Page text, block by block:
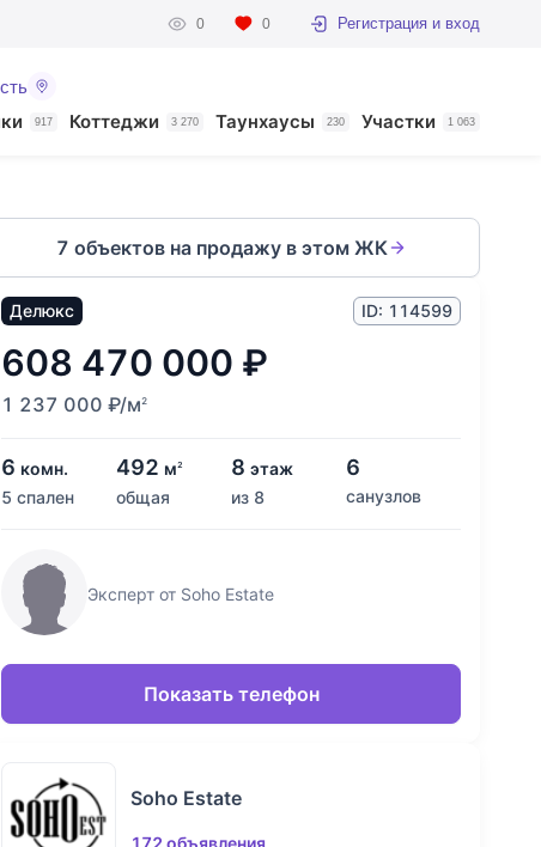
0 0 Регистрация и вход
917 Коттеджи 3 270 Таунхаусы 230 Участки 1 063
7 объектов на продажу в этом ЖК
Делюкс ID: 114599
608 470 000 ₽
1 237 000 ₽/м2
6 комн.
5 спален
492 м2
общая
8 этаж
из 8
6
санузлов
Эксперт от Soho Estate
Показать телефон
Soho Estate
172 объявления